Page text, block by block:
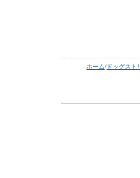
ホーム/ ドッグスト